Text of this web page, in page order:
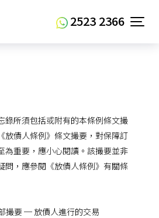
2523 2366
錄所須包括或附有的本條例條文撮
放債人條例》條文撮要，對保障訂
為重要，應小心閱讀。該撮要並非
問，應參閱《放債人條例》有關條
撮要 ─ 放債人進行的交易